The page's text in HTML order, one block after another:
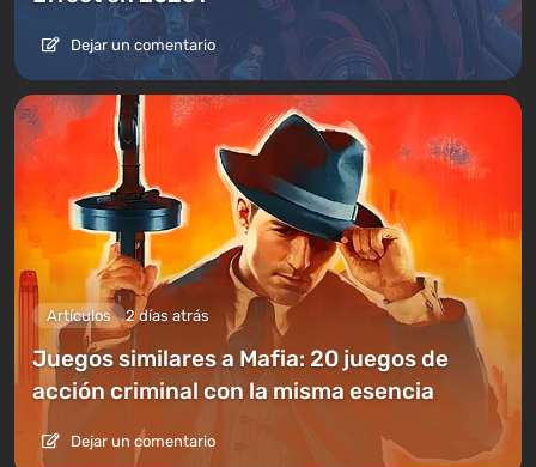
Dejar un comentario
Artículos 2 días atrás
Juegos similares a Mafia: 20 juegos de
acción criminal con la misma esencia
Dejar un comentario